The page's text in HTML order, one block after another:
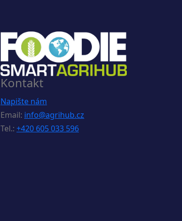
Kontakt
Napište nám
Email: info@agrihub.cz
Tel.: +420 605 033 596